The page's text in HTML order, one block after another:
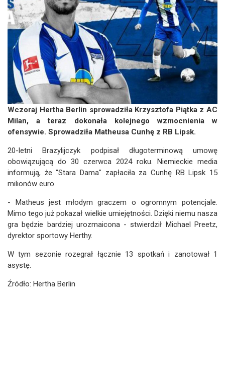
Wczoraj Hertha Berlin sprowadziła Krzysztofa Piątka z AC
Milan, a teraz dokonała kolejnego wzmocnienia w
ofensywie. Sprowadziła Matheusa Cunhę z RB Lipsk.
20-letni Brazylijczyk podpisał długoterminową umowę
obowiązującą do 30 czerwca 2024 roku. Niemieckie media
informują, że "Stara Dama" zapłaciła za Cunhę RB Lipsk 15
milionów euro.
- Matheus jest młodym graczem o ogromnym potencjale.
Mimo tego już pokazał wielkie umiejętności. Dzięki niemu nasza
gra będzie bardziej urozmaicona - stwierdził Michael Preetz,
dyrektor sportowy Herthy.
W tym sezonie rozegrał łącznie 13 spotkań i zanotował 1
asystę.
Źródło: Hertha Berlin